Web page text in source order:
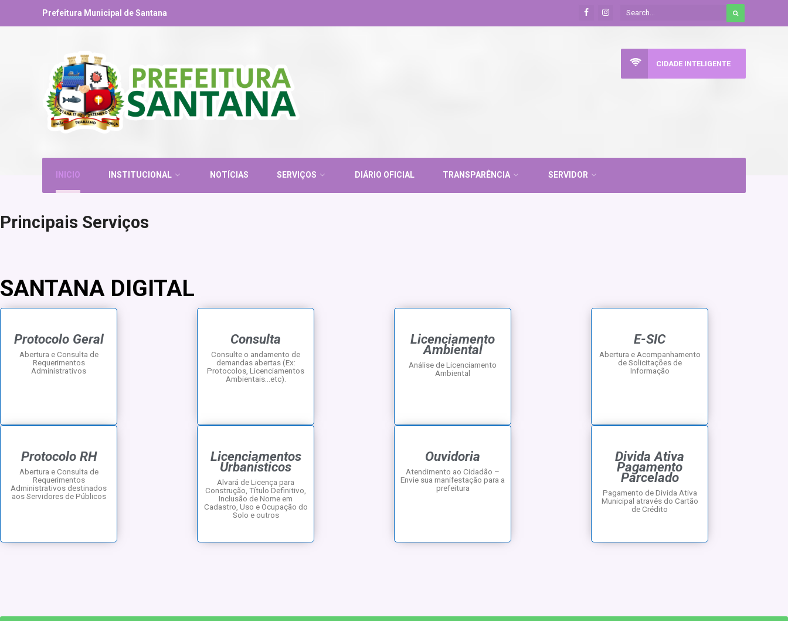
Prefeitura Municipal de Santana
INICIO INSTITUCIONAL NOTÍCIAS SERVIÇOS DIÁRIO OFICIAL TRANSPARÊNCIA SERVIDOR
CIDADE INTELIGENTE
Santana alcança a nota de 5,7 no
IDEB 2025 e reforça compromisso
Principais Serviços
SANTANA DIGITAL
Protocolo Geral
Abertura e Consulta de
Requerimentos
Administrativos
Consulta
Consulte o andamento de
demandas abertas (Ex:
Protocolos, Licenciamentos
Ambientais…etc).
Licenciamento
Ambiental
Análise de Licenciamento
Ambiental
E-SIC
Abertura e Acompanhamento
de Solicitações de
Informação
Protocolo RH
Abertura e Consulta de
Requerimentos
Administrativos destinados
aos Servidores de Públicos
Licenciamentos
Urbanísticos
Alvará de Licença para
Construção, Título Definitivo,
Inclusão de Nome em
Cadastro, Uso e Ocupação do
Solo e outros
Ouvidoria
Atendimento ao Cidadão –
Envie sua manifestação para a
prefeitura
Divida Ativa
Pagamento
Parcelado
Pagamento de Divida Ativa
Municipal através do Cartão
de Crédito